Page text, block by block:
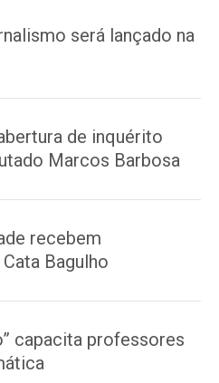
será lançado na
de inquérito
Marcos Barbosa
recebem
Bagulho
capacita professores